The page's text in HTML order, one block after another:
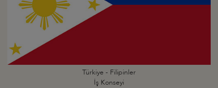
Türkiye - Filipinler
İş Konseyi